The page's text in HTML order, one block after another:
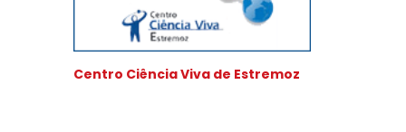
Centro Ciência Viva de Estremoz